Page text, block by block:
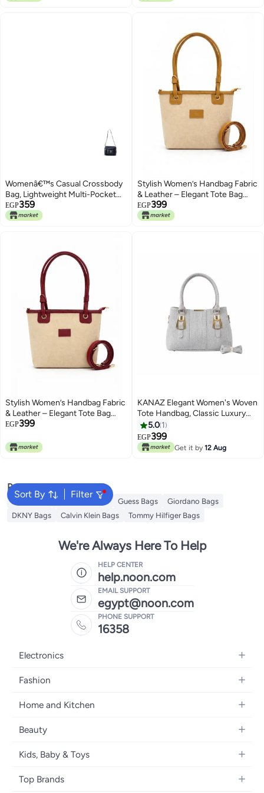
3
Womenâ€™s Casual Crossbody
Bag, Lightweight Multi-Pocket
Nylon Shoulder Purse with
Adjustable Strap, Small Everyday
EGP359
4
Stylish Women’s Handbag Fabric
& Leather – Elegant Tote Bag
with Double Handle &
Detachable Shoulder Strap –
EGP399
4
Stylish Women’s Handbag Fabric
& Leather – Elegant Tote Bag
with Double Handle &
Casual & Daily Ladies Bag
EGP399
3
KANAZ Elegant Women's Woven
Tote Handbag, Classic Luxury
Style with Gold Hardware and
Feminine Bow Detail FARDOS
5.0 1
EGP399
Get it by 12 Aug
Sort By Filter
Popular Searches
Aldo Bags Ted Baker Bags Guess Bags
Giordano Bags
DKNY Bags
Calvin Klein Bags Tommy Hilfiger Bags
We're Always Here To Help
HELP CENTER
help.noon.com
EMAIL SUPPORT
egypt@noon.com
PHONE SUPPORT
16358
Electronics
Mobiles
Laptops
Home Appliances
Televisions
Headphones
Fashion
Women's Fashion
Girls' Fashion
Boys' Fashion
Women's Watches
Home and Kitchen
Kitchen & Dining
Bath
Home Decor
Beauty
Women's Fragrance
Make-up
Kids, Baby & Toys
Strollers, Prams & Accessories
Top Brands